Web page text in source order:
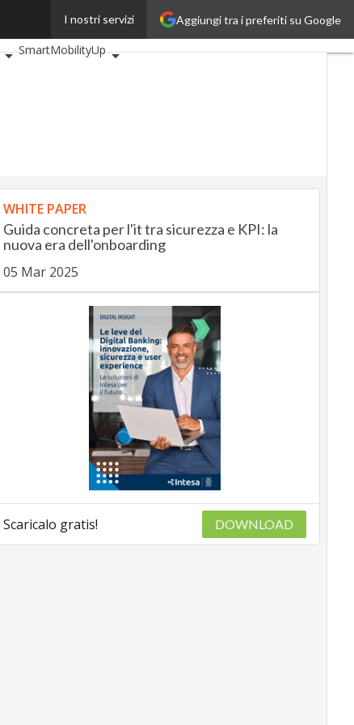
Aggiungi tra i preferiti su Google
I nostri servizi
BankingUp
SmartMobilityUp
WHITE PAPER
Guida concreta per l'it tra sicurezza e KPI: la
nuova era dell'onboarding
05 Mar 2025
Scaricalo gratis! DOWNLOAD